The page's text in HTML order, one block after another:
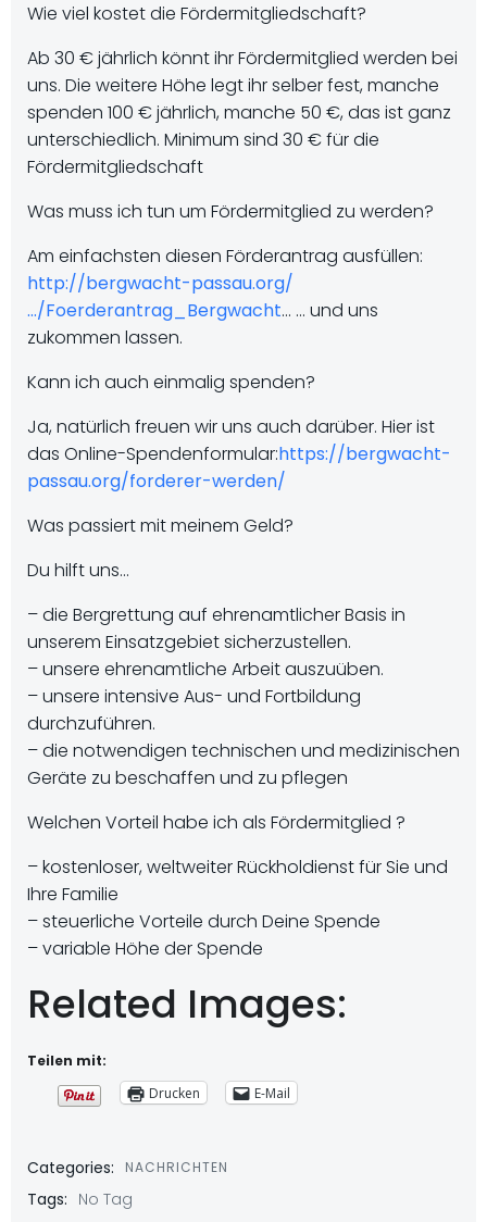
Wie viel kostet die Fördermitgliedschaft?
Ab 30 € jährlich könnt ihr Fördermitglied werden bei
uns. Die weitere Höhe legt ihr selber fest, manche
spenden 100 € jährlich, manche 50 €, das ist ganz
unterschiedlich. Minimum sind 30 € für die
Fördermitgliedschaft
Was muss ich tun um Fördermitglied zu werden?
Am einfachsten diesen Förderantrag ausfüllen:
http://bergwacht-passau.org/
…/Foerderantrag_Bergwacht… … und uns
zukommen lassen.
Kann ich auch einmalig spenden?
Ja, natürlich freuen wir uns auch darüber. Hier ist
das Online-Spendenformular:https://bergwacht-
passau.org/forderer-werden/
Was passiert mit meinem Geld?
Du hilft uns…
– die Bergrettung auf ehrenamtlicher Basis in
unserem Einsatzgebiet sicherzustellen.
– unsere ehrenamtliche Arbeit auszuüben.
– unsere intensive Aus- und Fortbildung
durchzuführen.
– die notwendigen technischen und medizinischen
Geräte zu beschaffen und zu pflegen
Welchen Vorteil habe ich als Fördermitglied ?
– kostenloser, weltweiter Rückholdienst für Sie und
Ihre Familie
– steuerliche Vorteile durch Deine Spende
– variable Höhe der Spende
Related Images:
Teilen mit:
Drucken
E-Mail
Categories: NACHRICHTEN
Tags: No Tag